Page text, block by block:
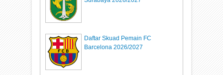
Daftar Skuad Pemain FC
Barcelona 2026/2027